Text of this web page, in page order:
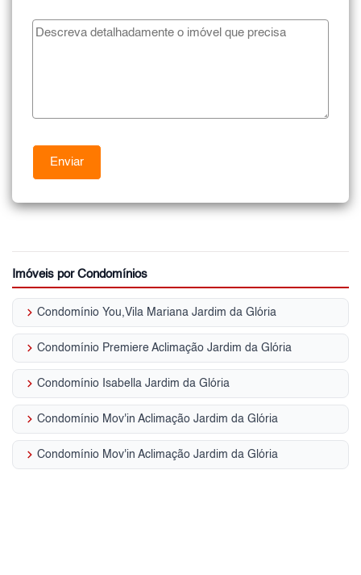
Imóveis por Condomínios
keyboard_arrow_right Condomínio You,Vila Mariana Jardim da Glória
keyboard_arrow_right Condomínio Premiere Aclimação Jardim da Glória
keyboard_arrow_right Condomínio Isabella Jardim da Glória
keyboard_arrow_right Condomínio Mov'in Aclimação Jardim da Glória
keyboard_arrow_right Condomínio Mov'in Aclimação Jardim da Glória